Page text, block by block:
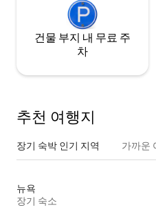
건물 부지 내 무료 주
차
추천 여행지
장기 숙박 인기 지역 가까운
뉴욕
장기 숙소